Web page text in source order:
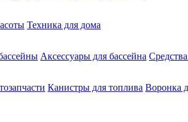
Техника для дома
Аксессуары для бассейна
Канистры для топлива Воронка